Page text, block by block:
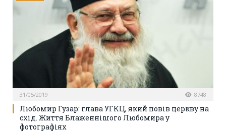
31/05/2019 8748
Любомир Гузар: глава УГКЦ, який повів церкву на
схід. Життя Блаженнішого Любомира у
фотографіях